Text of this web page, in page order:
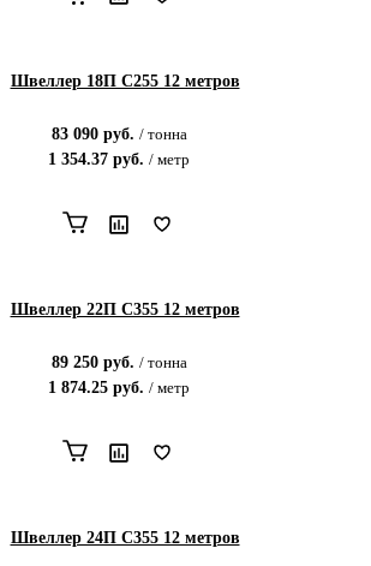
Швеллер 18П С255 12 метров
83 090руб. / тонна
1 354.37 руб. / метр
Швеллер 22П С355 12 метров
89 250руб. / тонна
1 874.25 руб. / метр
Швеллер 24П С355 12 метров